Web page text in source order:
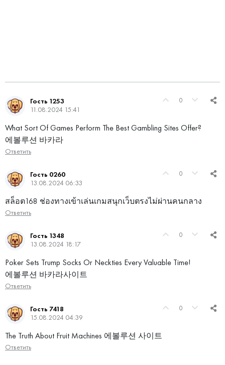
0
Гость 1253
11.08.2024 15:41
What Sort Of Games Perform The Best Gambling Sites Offer?
에볼루션 바카라
Ответить
0
Гость 0260
13.08.2024 06:33
สล็อต168 ช่องทางเข้าเล่นเกมสนุกเว็บตรงไม่ผ่านคนกลาง
Ответить
0
Гость 1348
13.08.2024 18:17
Poker Sets Trump Socks Or Neckties Every Valuable Time!
에볼루션 바카라사이트
Ответить
0
Гость 7418
15.08.2024 04:39
The Truth About Fruit Machines 에볼루션 사이트
Ответить